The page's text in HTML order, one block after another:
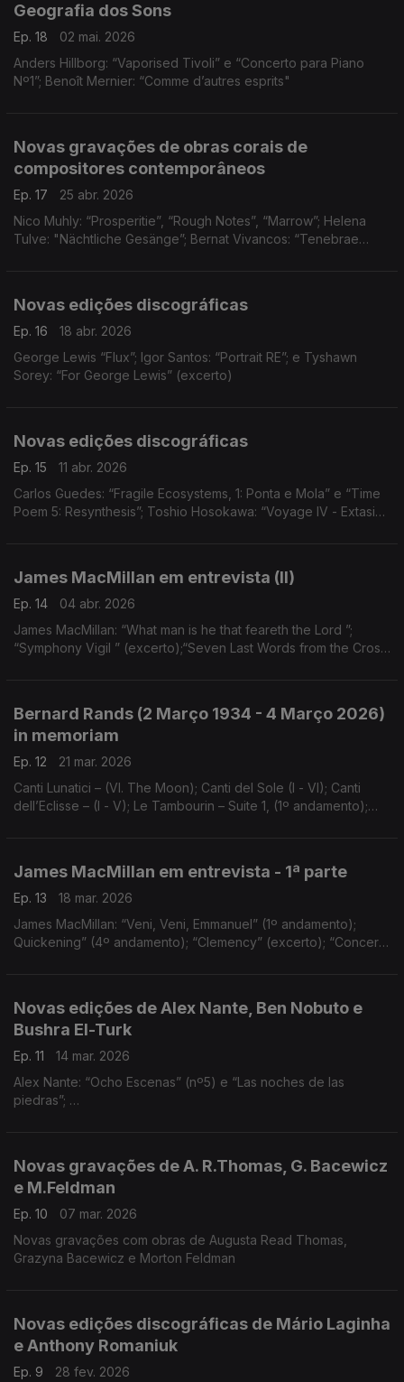
Geografia dos Sons
Ep. 18
02 mai. 2026
Anders Hillborg: “Vaporised Tivoli” e “Concerto para Piano
Nº1”; Benoît Mernier: “Comme d’autres esprits"
Novas gravações de obras corais de
compositores contemporâneos
Ep. 17
25 abr. 2026
Nico Muhly: “Prosperitie”, “Rough Notes”, “Marrow”; Helena
Tulve: "Nächtliche Gesänge”; Bernat Vivancos: “Tenebrae
Novas edições discográficas
Ep. 16
18 abr. 2026
George Lewis “Flux”; Igor Santos: “Portrait RE”; e Tyshawn
Sorey: “For George Lewis” (excerto)
Novas edições discográficas
Ep. 15
11 abr. 2026
Carlos Guedes: “Fragile Ecosystems, 1: Ponta e Mola” e “Time
Poem 5: Resynthesis”; Toshio Hosokawa: “Voyage IV - Extasis”;
James MacMillan em entrevista (II)
Ep. 14
04 abr. 2026
James MacMillan: “What man is he that feareth the Lord ”;
“Symphony Vigil ” (excerto);“Seven Last Words from the Cross
Bernard Rands (2 Março 1934 - 4 Março 2026)
in memoriam
Ep. 12
21 mar. 2026
Canti Lunatici – (VI. The Moon); Canti del Sole (I - VI); Canti
dell’Eclisse – (I - V); Le Tambourin – Suite 1, (1º andamento);
James MacMillan em entrevista - 1ª parte
Ep. 13
18 mar. 2026
James MacMillan: “Veni, Veni, Emmanuel” (1º andamento);
Quickening” (4º andamento); “Clemency” (excerto); “Concerto
Novas edições de Alex Nante, Ben Nobuto e
Bushra El-Turk
Ep. 11
14 mar. 2026
Alex Nante: “Ocho Escenas” (nº5) e “Las noches de las
piedras”;
Novas gravações de A. R.Thomas, G. Bacewicz
e M.Feldman
Ep. 10
07 mar. 2026
Novas gravações com obras de Augusta Read Thomas,
Grazyna Bacewicz e Morton Feldman
Novas edições discográficas de Mário Laginha
e Anthony Romaniuk
Ep. 9 28 fev. 2026